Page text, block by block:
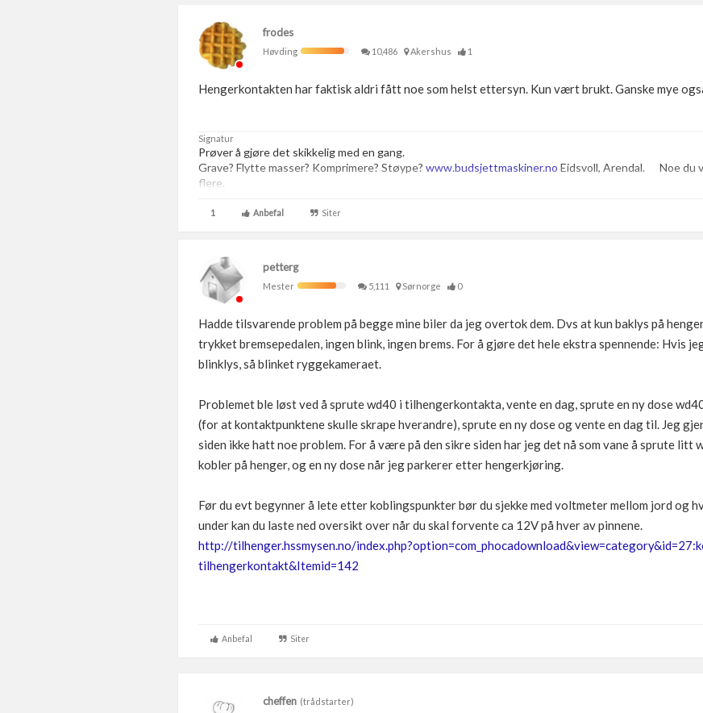
frodes
Høvding
10,486 Akershus 1
Hengerkontakten har faktisk aldri fått noe som helst ettersyn. Kun vært brukt. Ganske mye
Signatur
Prøver å gjøre det skikkelig med en gang.
Grave? Flytte masser? Komprimere? Støype? www.budsjettmaskiner.no Eidsvoll, Arendal. Noe du
flere.
1 Anbefal Siter
petterg
Mester
5,111 Sørnorge 0
Hadde tilsvarende problem på begge mine biler da jeg overtok dem. Dvs at kun baklys på
trykket bremsepedalen, ingen blink, ingen brems. For å gjøre det hele ekstra spennende: Hvis
blinklys, så blinket ryggekameraet.
Problemet ble løst ved å sprute wd40 i tilhengerkontakta, vente en dag, sprute en ny dose
(for at kontaktpunktene skulle skrape hverandre), sprute en ny dose og vente en dag til. Jeg
siden ikke hatt noe problem. For å være på den sikre siden har jeg det nå som vane å sprute
kobler på henger, og en ny dose når jeg parkerer etter hengerkjøring.
Før du evt begynner å lete etter koblingspunkter bør du sjekke med voltmeter mellom jord og
under kan du laste ned oversikt over når du skal forvente ca 12V på hver av pinnene.
http://tilhenger.hssmysen.no/
tilhengerkontakt&Itemid=142
Anbefal Siter
cheffen (trådstarter)